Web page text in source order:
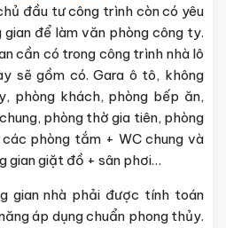
đầu tư công trình còn có yêu
để làm văn phòng công ty.
cần có trong công trình nhà lô
sẽ gồm có. Gara ô tô, không
phòng khách, phòng bếp ăn,
phòng thờ gia tiên, phòng
phòng tắm + WC chung và
gian giặt đồ + sân phơi…
gian nhà phải được tính toán
áp dụng chuẩn phong thủy.